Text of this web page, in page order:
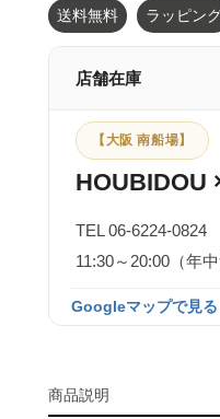
送料無料 ラッピン
店舗在庫
【大阪 南船場】
HOUBIDOU
TEL 06-6224-0824
11:30～20:00（年
Googleマップで見
商品説明